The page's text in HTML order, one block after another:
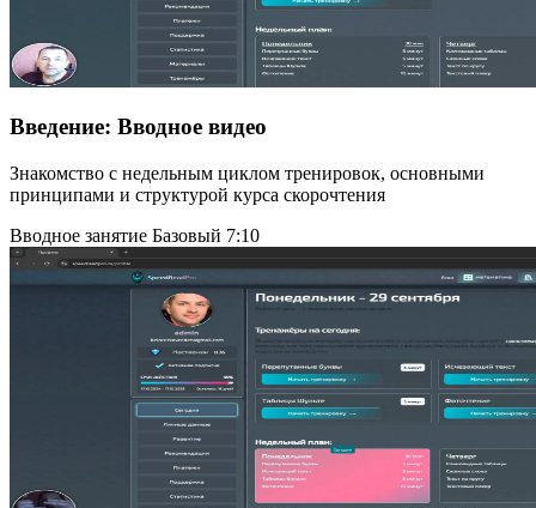
Введение: Вводное видео
Знакомство с недельным циклом тренировок, основными
принципами и структурой курса скорочтения
Вводное занятие Базовый 7:10